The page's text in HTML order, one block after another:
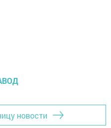
новости